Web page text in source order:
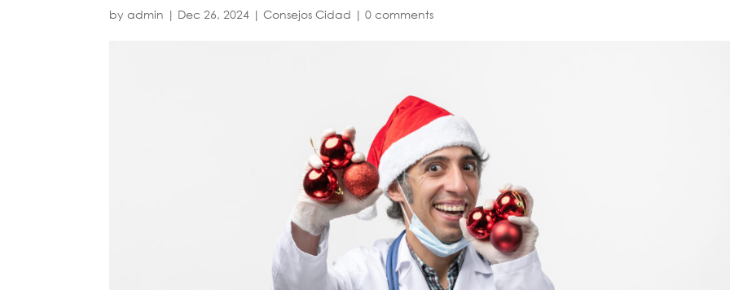
byadmin | Dec 26, 2024 |Consejos Cidad |0 comments